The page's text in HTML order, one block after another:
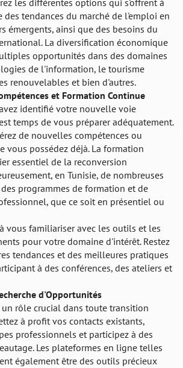
des tendances du marché de l'emploi en
émergents, ainsi que des besoins du
La diversification économique
opportunités dans des domaines
de l'information, le tourisme
renouvelables et bien d'autres.
et Formation Continue
identifié votre nouvelle voie
temps de vous préparer adéquatement.
de nouvelles compétences ou
vous possédez déjà. La formation
essentiel de la reconversion
en Tunisie, de nombreuses
programmes de formation et de
que ce soit en présentiel ou
vous familiariser avec les outils et les
pour votre domaine d'intérêt. Restez
tendances et des meilleures pratiques
à des conférences, des ateliers et
d'Opportunités
un rôle crucial dans toute transition
à profit vos contacts existants,
professionnels et participez à des
Les plateformes en ligne telles
également être des outils précieux